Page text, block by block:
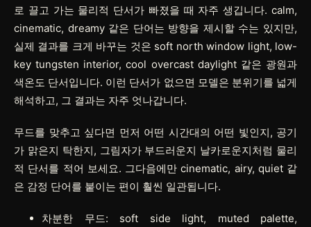
로 끌고 가는 물리적 단서가 빠졌을 때 자주 생깁니다. calm,
cinematic, dreamy 같은 단어는 방향을 제시할 수는 있지만,
실제 결과를 크게 바꾸는 것은 soft north window light, low-
key tungsten interior, cool overcast daylight 같은 광원과
색온도 단서입니다. 이런 단서가 없으면 모델은 분위기를 넓게
해석하고, 그 결과는 자주 엇나갑니다.
무드를 맞추고 싶다면 먼저 어떤 시간대의 어떤 빛인지, 공기
가 맑은지 탁한지, 그림자가 부드러운지 날카로운지처럼 물리
적 단서를 적어 보세요. 그다음에만 cinematic, airy, quiet 같
은 감정 단어를 붙이는 편이 훨씬 일관됩니다.
차분한 무드: soft side light, muted palette,